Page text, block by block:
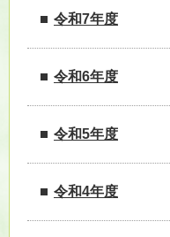
令和7年度
令和6年度
令和5年度
令和4年度